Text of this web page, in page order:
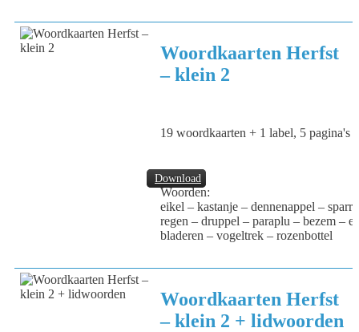
Download
Woordkaarten Herfst
– klein 2
19 woordkaarten + 1 label, 5 pagina's
Woorden:
eikel – kastanje – dennenappel –
regen – druppel – paraplu – bezem –
bladeren – vogeltrek – rozenbottel
Woordkaarten Herfst
– klein 2 + lidwoorden